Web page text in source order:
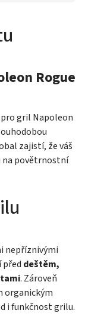
Rogue
gril Napoleon
zajistí, že váš
na povětrnostní
nepříznivými
před deštěm,
. Zároveň
organickým
i funkčnost grilu.